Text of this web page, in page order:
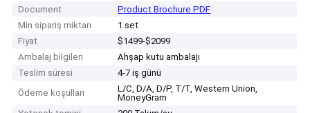
Document
Product Brochure PDF
Min sipariş miktarı
1 set
Fiyat
$1499-$2099
Ambalaj bilgileri
Ahşap kutu ambalajı
Teslim süresi
4-7 iş günü
Ödeme koşulları
L/C, D/A, D/P, T/T, Western Union,
MoneyGram